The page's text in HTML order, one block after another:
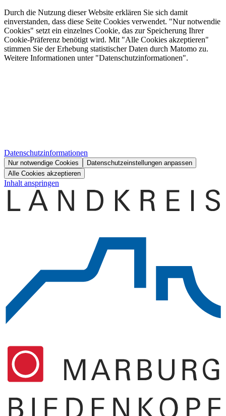
Durch die Nutzung dieser Website erklären Sie sich damit
einverstanden, dass diese Seite Cookies verwendet. "Nur notwendie
Cookies" setzt ein einzelnes Cookie, das zur Speicherung Ihrer
Cookie-Präferenz benötigt wird. Mit "Alle Cookies akzeptieren"
stimmen Sie der Erhebung statistischer Daten durch Matomo zu.
Weitere Informationen unter "Datenschutzinformationen".
Datenschutzinformationen
Nur notwendige Cookies
Datenschutzeinstellungen anpassen
Alle Cookies akzeptieren
Inhalt anspringen